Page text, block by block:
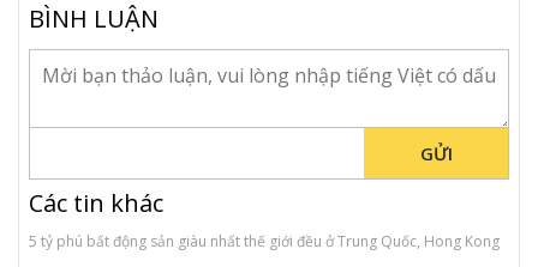
BÌNH LUẬN
GỬI
Các tin khác
5 tỷ phú bất động sản giàu nhất thế giới đều ở Trung Quốc, Hong Kong